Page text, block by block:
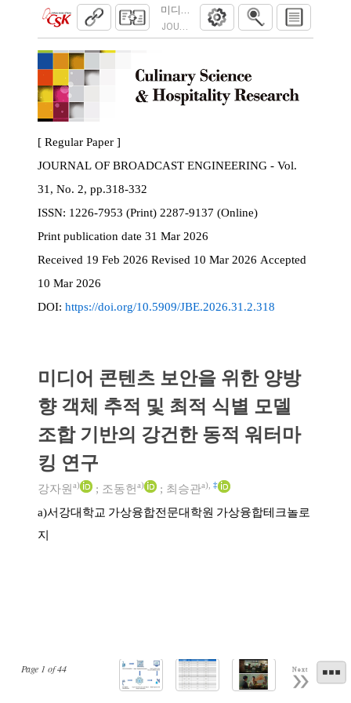
미디어 콘텐츠 보안을 위한 양방향 객체
JOURNAL OF BROADCAST ENGINEERING.
Page 1 of44 Next
[ Regular Paper ]
JOURNAL OF BROADCAST ENGINEERING - Vol.
31, No. 2, pp.318-332
ISSN:
1226-7953 (Print) 2287-9137 (Online)
Print publication date 31 Mar 2026
Received 19 Feb 2026 Revised 10 Mar 2026 Accepted
10 Mar 2026
DOI: https://doi.org/10.5909/JBE.2026.31.2.318
미디어 콘텐츠 보안을 위한 양방
향 객체 추적 및 최적 식별 모델
조합 기반의 강건한 동적 워터마
킹 연구
강자원 a) ; 조동헌 a) ; 최승관a) ‡
a)서강대학교 가상융합전문대학원 가상융합테크놀로
지